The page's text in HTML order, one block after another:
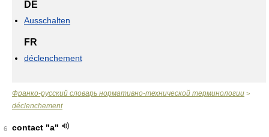
DE
Ausschalten
FR
déclenchement
Франко-русский словарь нормативно-технической терминологии >
déclenchement
6
contact "a"